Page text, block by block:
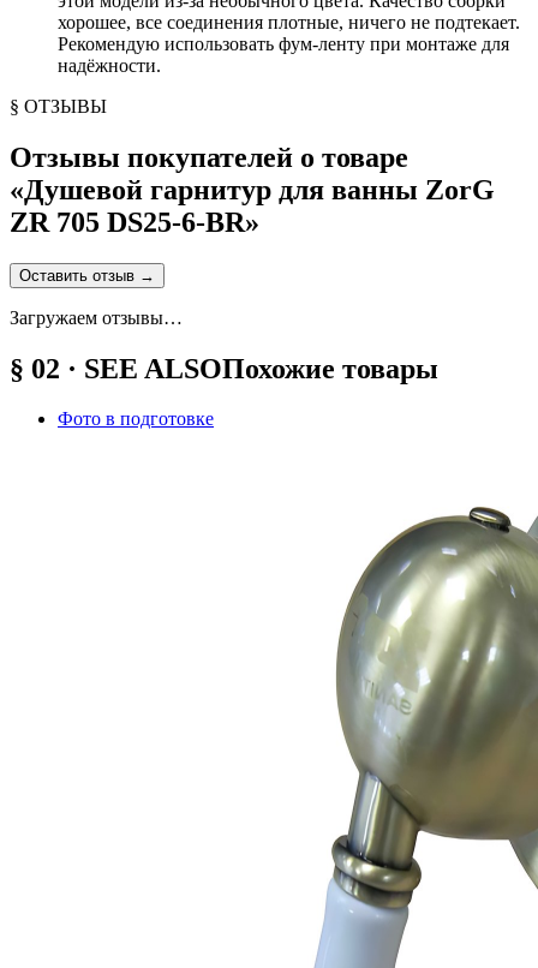
хорошее, все соединения плотные, ничего не подтекает.
Рекомендую использовать фум-ленту при монтаже для
надёжности.
§ ОТЗЫВЫ
Отзывы покупателей о товаре
«Душевой гарнитур для ванны ZorG
ZR 705 DS25-6-BR»
Оставить отзыв →
Загружаем отзывы…
§ 02 · SEE ALSOПохожие товары
Фото в подготовке